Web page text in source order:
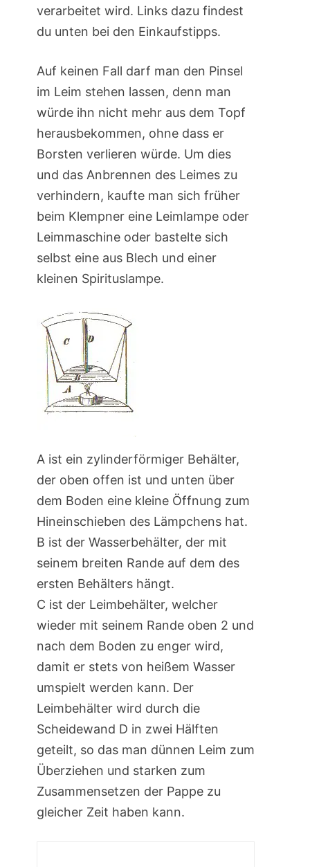
verarbeitet wird. Links dazu findest
du unten bei den Einkaufstipps.
Auf keinen Fall darf man den Pinsel
im Leim stehen lassen, denn man
würde ihn nicht mehr aus dem Topf
herausbekommen, ohne dass er
Borsten verlieren würde. Um dies
und das Anbrennen des Leimes zu
verhindern, kaufte man sich früher
beim Klempner eine Leimlampe oder
Leimmaschine oder bastelte sich
selbst eine aus Blech und einer
kleinen Spirituslampe.
A ist ein zylinderförmiger Behälter,
der oben offen ist und unten über
dem Boden eine kleine Öffnung zum
Hineinschieben des Lämpchens hat.
B ist der Wasserbehälter, der mit
seinem breiten Rande auf dem des
ersten Behälters hängt.
C ist der Leimbehälter, welcher
wieder mit seinem Rande oben 2 und
nach dem Boden zu enger wird,
damit er stets von heißem Wasser
umspielt werden kann. Der
Leimbehälter wird durch die
Scheidewand D in zwei Hälften
geteilt, so das man dünnen Leim zum
Überziehen und starken zum
Zusammensetzen der Pappe zu
gleicher Zeit haben kann.